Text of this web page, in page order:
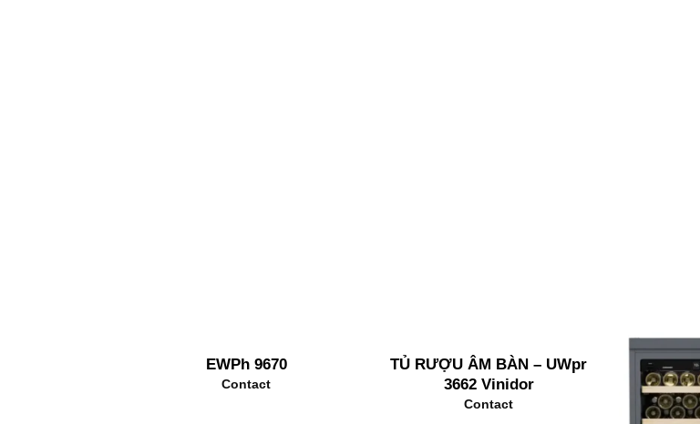
EWPh 9670
Contact
TỦ RƯỢU ÂM BÀN – UWpr
3662 Vinidor
Contact